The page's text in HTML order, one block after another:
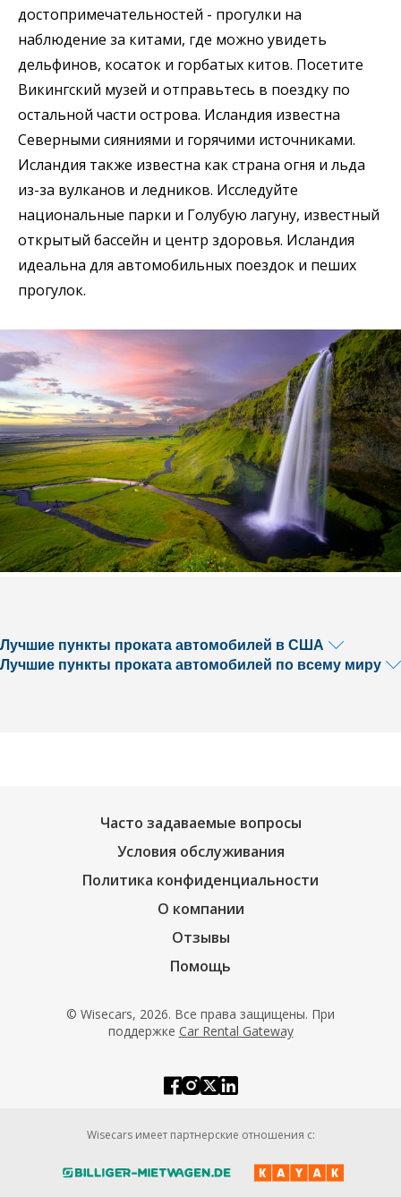
достопримечательностей - прогулки на
наблюдение за китами, где можно увидеть
дельфинов, косаток и горбатых китов. Посетите
Викингский музей и отправьтесь в поездку по
остальной части острова. Исландия известна
Северными сияниями и горячими источниками.
Исландия также известна как страна огня и льда
из-за вулканов и ледников. Исследуйте
национальные парки и Голубую лагуну, известный
открытый бассейн и центр здоровья. Исландия
идеальна для автомобильных поездок и пеших
прогулок.
Лучшие пункты проката автомобилей в США
Лучшие пункты проката автомобилей по всему миру
Часто задаваемые вопросы
Условия обслуживания
Политика конфиденциальности
О компании
Отзывы
Помощь
© Wisecars, 2026. Все права защищены. При
поддержке Car Rental Gateway
Wisecars имеет партнерские отношения с: